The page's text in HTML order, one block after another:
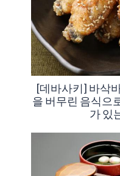
[데바사키] 바삭
을 버무린 음식으
가 있